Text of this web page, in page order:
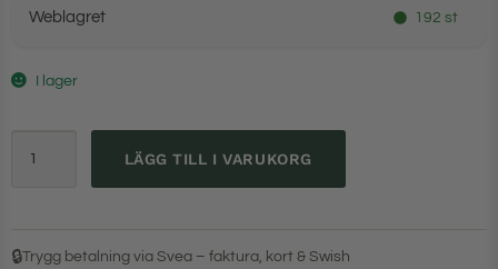
Weblagret 192 st
I lager
LÄGG TILL I VARUKORG
🔒Trygg betalning via Svea – faktura, kort & Swish